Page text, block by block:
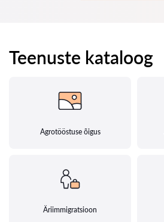
Teenuste kataloog
Agrotööstuse õigus
Äriimmigratsioon